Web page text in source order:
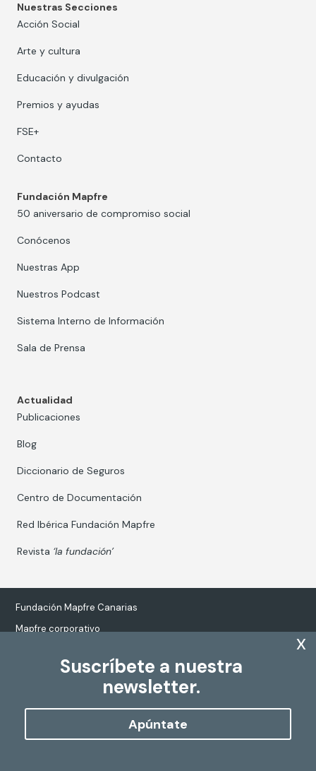
Suscríbete a nuestra
newsletter.
Apúntate
x
Nuestras Secciones
Acción Social
Arte y cultura
Educación y divulgación
Premios y ayudas
FSE+
Contacto
Fundación Mapfre
50 aniversario de compromiso social
Conócenos
Nuestras App
Nuestros Podcast
Sistema Interno de Información
Sala de Prensa
Actualidad
Publicaciones
Blog
Diccionario de Seguros
Centro de Documentación
Red Ibérica Fundación Mapfre
Revista ‘la fundación’
Fundación Mapfre Canarias
Mapfre corporativo
Tratamiento de datos personales
Política de Cookies